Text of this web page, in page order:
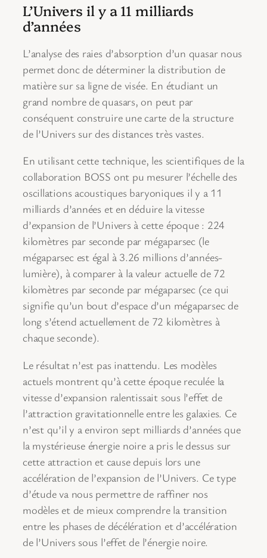
L’Univers il y a 11 milliards
d’années
L’analyse des raies d’absorption d’un quasar nous
permet donc de déterminer la distribution de
matière sur sa ligne de visée. En étudiant un
grand nombre de quasars, on peut par
conséquent construire une carte de la structure
de l’Univers sur des distances très vastes.
En utilisant cette technique, les scientifiques de la
collaboration BOSS ont pu mesurer l’échelle des
oscillations acoustiques baryoniques il y a 11
milliards d’années et en déduire la vitesse
d’expansion de l’Univers à cette époque : 224
kilomètres par seconde par mégaparsec (le
mégaparsec est égal à 3.26 millions d’années-
lumière), à comparer à la valeur actuelle de 72
kilomètres par seconde par mégaparsec (ce qui
signifie qu’un bout d’espace d’un mégaparsec de
long s’étend actuellement de 72 kilomètres à
chaque seconde).
Le résultat n’est pas inattendu. Les modèles
actuels montrent qu’à cette époque reculée la
vitesse d’expansion ralentissait sous l’effet de
l’attraction gravitationnelle entre les galaxies. Ce
n’est qu’il y a environ sept milliards d’années que
la mystérieuse énergie noire a pris le dessus sur
cette attraction et cause depuis lors une
accélération de l’expansion de l’Univers. Ce type
d’étude va nous permettre de raffiner nos
modèles et de mieux comprendre la transition
entre les phases de décélération et d’accélération
de l’Univers sous l’effet de l’énergie noire.